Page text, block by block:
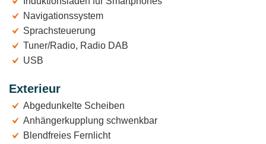
Navigationssystem
Sprachsteuerung
Tuner/Radio, Radio DAB
USB
Exterieur
Abgedunkelte Scheiben
Anhängerkupplung schwenkbar
Blendfreies Fernlicht